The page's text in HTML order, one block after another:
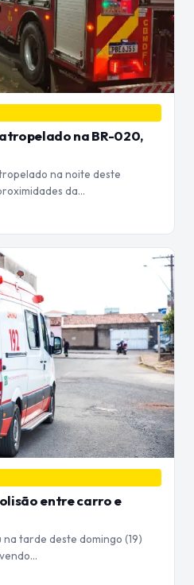
na BR-020,
na noite deste
da…
entre carro e
tarde deste domingo (19)